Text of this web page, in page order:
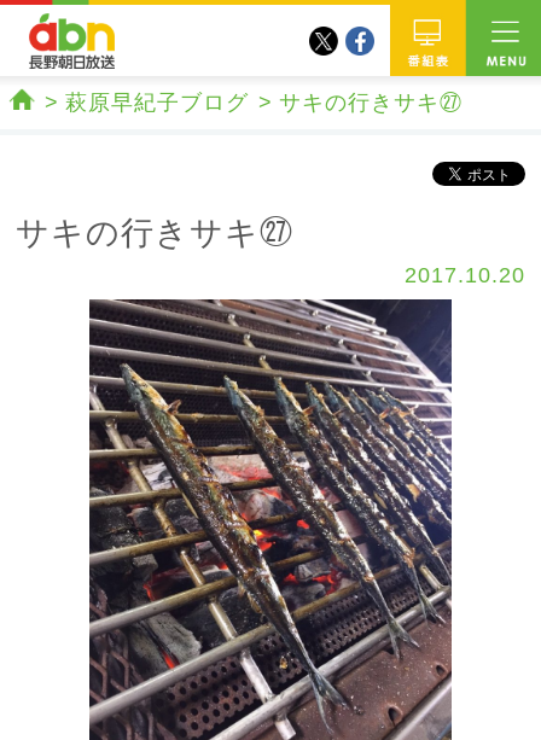
twitterfacebook
萩原早紀子ブログ サキの行きサキ㉗
サキの行きサキ㉗
2017.10.20